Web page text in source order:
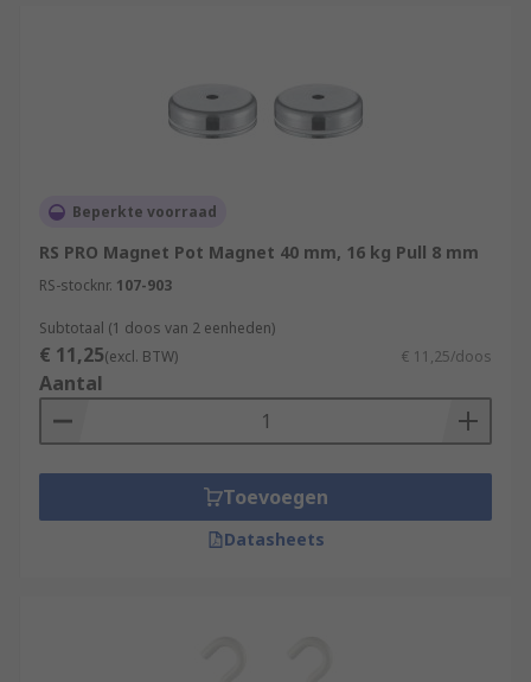
Beperkte voorraad
RS PRO Magnet Pot Magnet 40 mm, 16 kg Pull 8 mm
RS-stocknr. 107-903
Subtotaal (1 doos van 2 eenheden)
€ 11,25(excl. BTW) € 11,25/doos
Aantal
Toevoegen
Datasheets